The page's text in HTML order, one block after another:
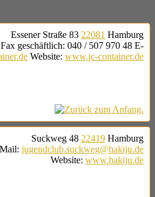
Essener Straße 83 22081 Hamburg
Fax geschäftlich: 040 / 507 970 48 E-
Website: www.jc-container.de
Suckweg 48 22419 Hamburg
: jugendclub.suckweg@hakiju.de
Website: www.hakiju.de